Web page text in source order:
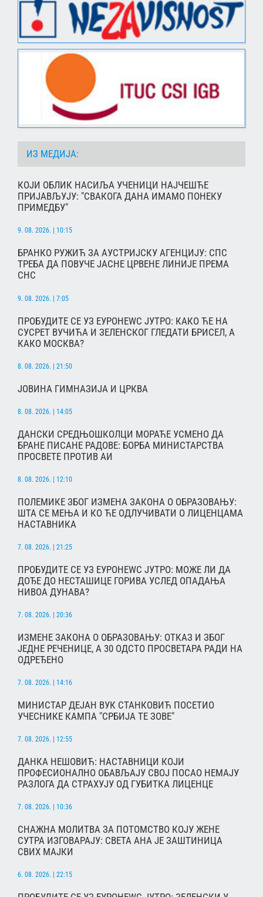
ИЗ МЕДИЈА:
КОЈИ ОБЛИК НАСИЉА УЧЕНИЦИ НАЈЧЕШЋЕ
ПРИЈАВЉУЈУ: "СВАКОГА ДАНА ИМАМО ПОНЕКУ
ПРИМЕДБУ"
9. 08. 2026. | 10:15
БРАНКО РУЖИЋ ЗА АУСТРИЈСКУ АГЕНЦИЈУ: СПС
ТРЕБА ДА ПОВУЧЕ ЈАСНЕ ЦРВЕНЕ ЛИНИЈЕ ПРЕМА
СНС
9. 08. 2026. | 7:05
ПРОБУДИТЕ СЕ УЗ ЕУРОНЕWС ЈУТРО: КАКО ЋЕ НА
СУСРЕТ ВУЧИЋА И ЗЕЛЕНСКОГ ГЛЕДАТИ БРИСЕЛ, А
КАКО МОСКВА?
8. 08. 2026. | 21:50
ЈОВИНА ГИМНАЗИЈА И ЦРКВА
8. 08. 2026. | 14:05
ДАНСКИ СРЕДЊОШКОЛЦИ МОРАЋЕ УСМЕНО ДА
БРАНЕ ПИСАНЕ РАДОВЕ: БОРБА МИНИСТАРСТВА
ПРОСВЕТЕ ПРОТИВ АИ
8. 08. 2026. | 12:10
ПОЛЕМИКЕ ЗБОГ ИЗМЕНА ЗАКОНА О ОБРАЗОВАЊУ:
ШТА СЕ МЕЊА И КО ЋЕ ОДЛУЧИВАТИ О ЛИЦЕНЦАМА
НАСТАВНИКА
7. 08. 2026. | 21:25
ПРОБУДИТЕ СЕ УЗ ЕУРОНЕWС ЈУТРО: МОЖЕ ЛИ ДА
ДОЂЕ ДО НЕСТАШИЦЕ ГОРИВА УСЛЕД ОПАДАЊА
НИВОА ДУНАВА?
7. 08. 2026. | 20:36
ИЗМЕНЕ ЗАКОНА О ОБРАЗОВАЊУ: ОТКАЗ И ЗБОГ
ЈЕДНЕ РЕЧЕНИЦЕ, А 30 ОДСТО ПРОСВЕТАРА РАДИ НА
ОДРЕЂЕНО
7. 08. 2026. | 14:16
МИНИСТАР ДЕЈАН ВУК СТАНКОВИЋ ПОСЕТИО
УЧЕСНИКЕ КАМПА "СРБИЈА ТЕ ЗОВЕ"
7. 08. 2026. | 12:55
ДАНКА НЕШОВИЋ: НАСТАВНИЦИ КОЈИ
ПРОФЕСИОНАЛНО ОБАВЉАЈУ СВОЈ ПОСАО НЕМАЈУ
РАЗЛОГА ДА СТРАХУЈУ ОД ГУБИТКА ЛИЦЕНЦЕ
7. 08. 2026. | 10:36
СНАЖНА МОЛИТВА ЗА ПОТОМСТВО КОЈУ ЖЕНЕ
СУТРА ИЗГОВАРАЈУ: СВЕТА АНА ЈЕ ЗАШТИНИЦА
СВИХ МАЈКИ
6. 08. 2026. | 22:15